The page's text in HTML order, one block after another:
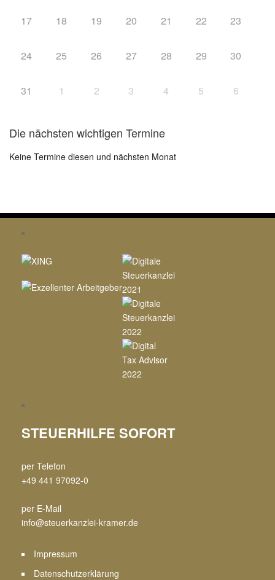
17 18 19 20 21 22 23
24 25 26 27 28 29 30
31 1 2 3 4 5 6
Die nächsten wichtigen Termine
Keine Termine diesen und nächsten Monat
STEUERHILFE SOFORT
per Telefon
+49 441 97092-0
per E-Mail
info@steuerkanzlei-kramer.de
Impressum
Datenschutzerklärung